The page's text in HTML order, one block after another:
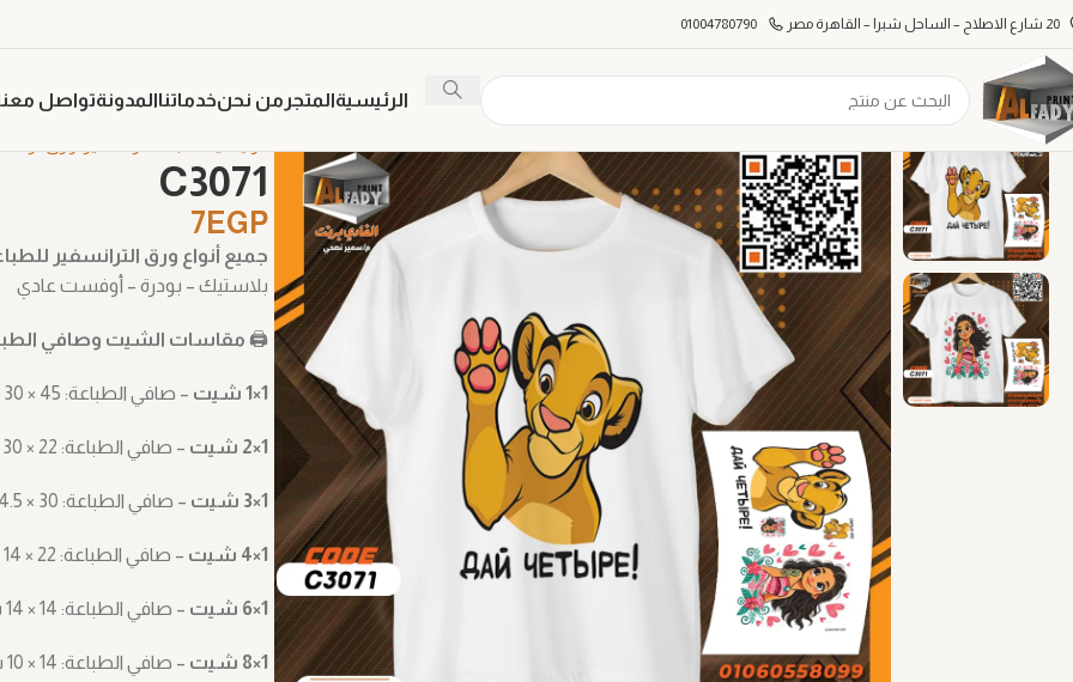
20 شارع الاصلاح – الساحل شبرا – القاهرة مصر 01004780790
الرئيسيةالمتجر من نحنخدماتناالمدونةتواصل
C3071
7 EGP
جميع أنواع ورق الترانسفير
بلاستيك – بودرة – أوفست عادي
🖨️ مقاسات الشيت وصافي
1×1 شيت – صافي الطباعة: ‎30 × 45 سم
1×2 شيت – صافي الطباعة: ‎30 × 22 سم
1×3 شيت – صافي الطباعة: ‎14.5 × 30 سم
1×4 شيت – صافي الطباعة: ‎14 × 22 سم
1×6 شيت – صافي الطباعة: ‎14 × 14 سم
1×8 شيت – صافي الطباعة: ‎10 × 14 سم